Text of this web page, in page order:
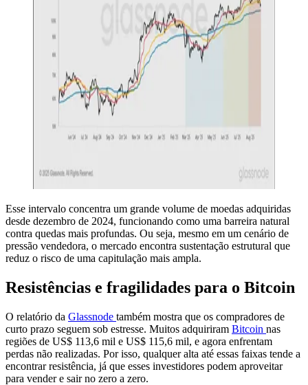
Esse intervalo concentra um grande volume de moedas adquiridas
desde dezembro de 2024, funcionando como uma barreira natural
contra quedas mais profundas. Ou seja, mesmo em um cenário de
pressão vendedora, o mercado encontra sustentação estrutural que
reduz o risco de uma capitulação mais ampla.
Resistências e fragilidades para o Bitcoin
O relatório da Glassnode também mostra que os compradores de
curto prazo seguem sob estresse. Muitos adquiriram Bitcoin nas
regiões de US$ 113,6 mil e US$ 115,6 mil, e agora enfrentam
perdas não realizadas. Por isso, qualquer alta até essas faixas tende a
encontrar resistência, já que esses investidores podem aproveitar
para vender e sair no zero a zero.